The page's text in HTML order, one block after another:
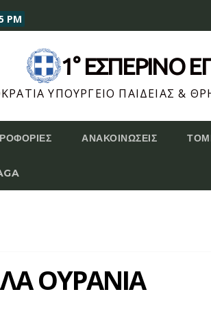
PM
1° ΕΣΠΕΡΙΝΌ
ΥΠΟΥΡΓΕΊΟ ΠΑΙΔΕΙΑΣ &
ΑΝΑΚΟΙΝΏΣΕΙΣ
ΟΥΡΑΝΙΑ